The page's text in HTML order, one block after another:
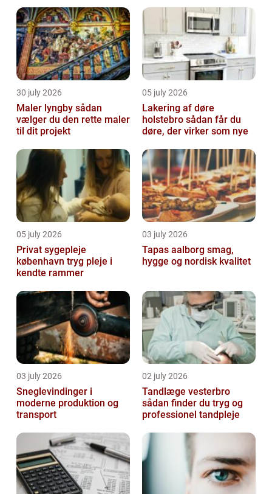
30 july 2026
Maler lyngby sådan
vælger du den rette maler
til dit projekt
05 july 2026
Lakering af døre
holstebro sådan får du
døre, der virker som nye
05 july 2026
Privat sygepleje
københavn tryg pleje i
kendte rammer
03 july 2026
Tapas aalborg smag,
hygge og nordisk kvalitet
03 july 2026
Sneglevindinger i
moderne produktion og
transport
02 july 2026
Tandlæge vesterbro
sådan finder du tryg og
professionel tandpleje